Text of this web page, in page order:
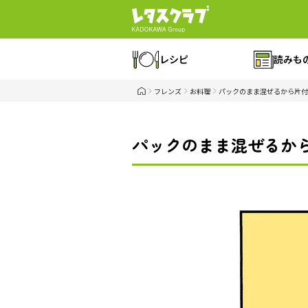
レシピ 読みも
フレンズ お料理 パックのまま混ぜるから片
パックのまま混ぜるか